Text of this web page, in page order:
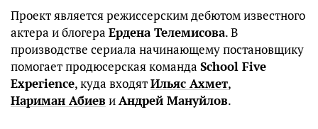
Проект является режиссерским дебютом известного
актера и блогера Ердена Телемисова. В
производстве сериала начинающему постановщику
помогает продюсерская команда School Five
Ехрегіеnсе, куда входятИльяс Ахмет,
Нариман АбиевиАндрей Мануйлов.